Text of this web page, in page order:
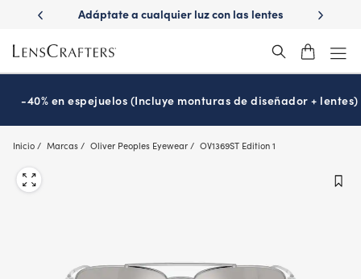
main
content
con
Adáptate a cualquier luz con las lentes
¿Es
-40% en espejuelos (Incluye monturas de diseñador + lentes)
Inicio Marcas Oliver Peoples Eyewear OV1369ST Edition 1